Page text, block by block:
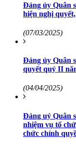
Đảng ủy Quân
hiện nghị
(07/03/2025)
Đảng ủy Quân
quyết quý II
(04/04/2025)
Đảng uỷ Quân
nhiệm vụ tổ
chức chính